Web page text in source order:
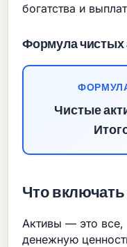
богатства и
Формула чистых
Чистые
Что
Активы — это все,
денежную